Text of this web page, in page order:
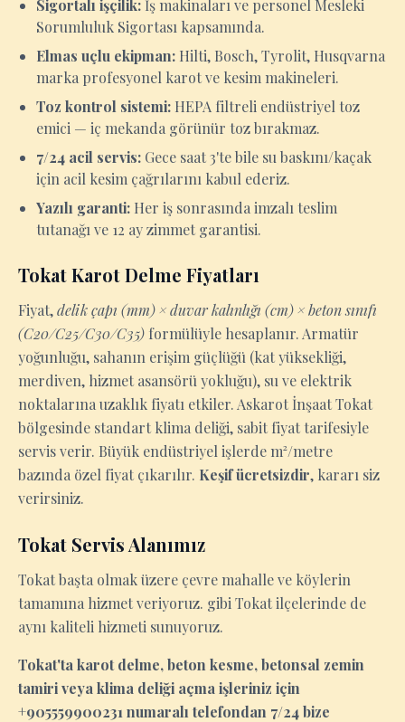
Sigortalı işçilik: İş makinaları ve personel Mesleki
Sorumluluk Sigortası kapsamında.
Elmas uçlu ekipman: Hilti, Bosch, Tyrolit, Husqvarna
marka profesyonel karot ve kesim makineleri.
Toz kontrol sistemi: HEPA filtreli endüstriyel toz
emici — iç mekanda görünür toz bırakmaz.
7/24 acil servis: Gece saat 3'te bile su baskını/kaçak
için acil kesim çağrılarını kabul ederiz.
Yazılı garanti: Her iş sonrasında imzalı teslim
tutanağı ve 12 ay zimmet garantisi.
Tokat Karot Delme Fiyatları
Fiyat,delik çapı (mm) × duvar kalınlığı (cm) × beton sınıfı
(C20/C25/C30/C35) formülüyle hesaplanır. Armatür
yoğunluğu, sahanın erişim güçlüğü (kat yüksekliği,
merdiven, hizmet asansörü yokluğu), su ve elektrik
noktalarına uzaklık fiyatı etkiler. Askarot İnşaat Tokat
bölgesinde standart klima deliği, sabit fiyat tarifesiyle
servis verir. Büyük endüstriyel işlerde m²/metre
bazında özel fiyat çıkarılır. Keşif ücretsizdir, kararı siz
verirsiniz.
Tokat Servis Alanımız
Tokat başta olmak üzere çevre mahalle ve köylerin
tamamına hizmet veriyoruz. gibi Tokat ilçelerinde de
aynı kaliteli hizmeti sunuyoruz.
Tokat'ta karot delme, beton kesme, betonsal zemin
tamiri veya klima deliği açma işleriniz için
+905559900231 numaralı telefondan 7/24 bize